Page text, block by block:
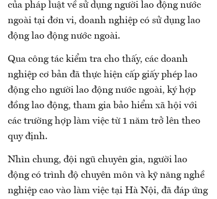
của pháp luật về sử dụng người lao động nước
ngoài tại đơn vi, doanh nghiệp có sử dụng lao
động lao động nước ngoài.
Qua công tác kiểm tra cho thấy, các doanh
nghiệp cơ bản đã thực hiện cấp giấy phép lao
động cho người lao động nước ngoài, ký hợp
đồng lao động, tham gia bảo hiểm xã hội với
các trường hợp làm việc từ 1 năm trở lên theo
quy định.
Nhìn chung, đội ngũ chuyên gia, người lao
động có trình độ chuyên môn và kỹ năng nghề
nghiệp cao vào làm việc tại Hà Nội, đã đáp ứng